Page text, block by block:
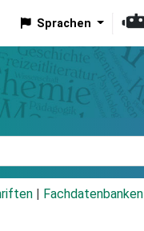
Sprachen
Fachdatenbanken